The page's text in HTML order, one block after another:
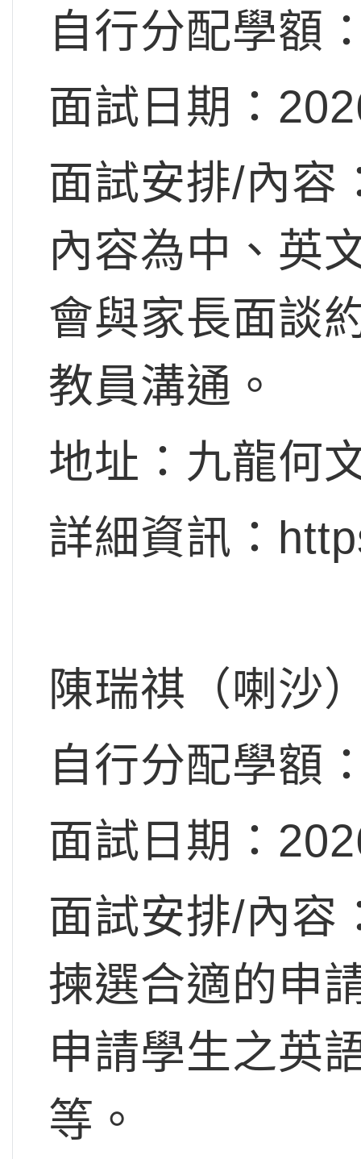
自行分配學額
面試日期：
面試安排/內容
內容為中、英
會與家長面談
教員溝通。
地址：九龍何
詳細資訊：
陳瑞祺（喇沙
自行分配學額
面試日期：
面試安排/內容
揀選合適的申
申請學生之英
等。